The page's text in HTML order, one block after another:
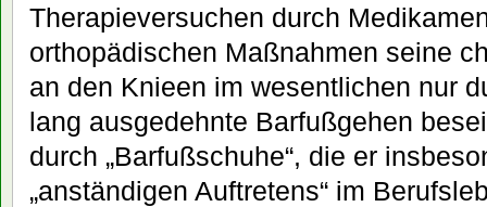
Therapieversuchen durch
orthopädischen Maßnahmen seine
an den Knieen im wesentlichen nur
lang ausgedehnte Barfußgehen
durch „Barfußschuhe“, die er
„anständigen Auftretens“ im